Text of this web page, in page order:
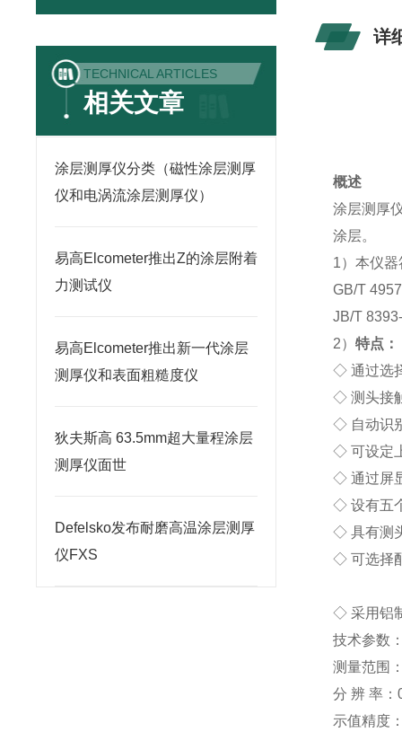
TECHNICAL ARTICLES
相关文章
涂层测厚仪分类（磁性涂层测厚
仪和电涡流涂层测厚仪）
易高Elcometer推出Z的涂层附着
力测试仪
易高Elcometer推出新一代涂层
测厚仪和表面粗糙度仪
狄夫斯高 63.5mm超大量程涂层
测厚仪面世
Defelsko发布耐磨高温涂层测厚
仪FXS
详
概述
涂层测厚
涂层。
1）本仪
GB/T
JB/T
2）特点：
◇ 通过选
◇ 测头接
◇ 自动识
◇ 可设定
◇ 通过屏
◇ 设有五
◇ 具有测
◇ 可选择
◇ 采用铝
技术参数
测量范围
分 辨 率
示值精度